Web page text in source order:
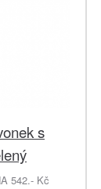
s
542.- Kč